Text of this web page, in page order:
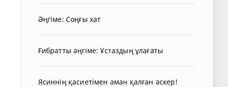
Әңгіме: Соңғы хат
Ғибратты әңгіме: Ұстаздың ұлағаты
Ясиннің қасиетімен аман қалған әскер!